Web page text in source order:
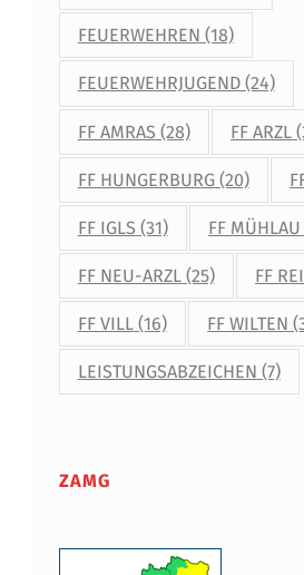
FEUERWEHREN (18)
FEUERWEHRJUGEND(24)
FF AMRAS (28) FF ARZL
FF HUNGERBURG(20)
FF IGLS (31) FF MÜHLAU
FF NEU-ARZL(25) FF
FF VILL(16) FF WILTEN
LEISTUNGSABZEICHEN (7)
ZAMG